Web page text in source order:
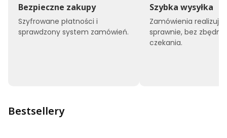
Bezpieczne zakupy
Szyfrowane płatności i
sprawdzony system zamówień.
Szybka wysyłka
Zamówienia
sprawnie, bez
czekania.
Bestsellery